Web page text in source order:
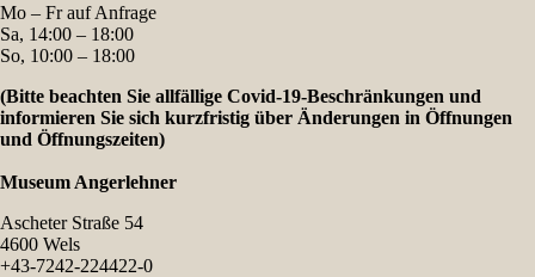
Mo – Fr auf Anfrage
Sa, 14:00 – 18:00
So, 10:00 – 18:00
(Bitte beachten Sie allfällige Covid-19-Beschränkungen und
informieren Sie sich kurzfristig über Änderungen in Öffnungen
und Öffnungszeiten)
Museum Angerlehner
Ascheter Straße 54
4600 Wels
+43-7242-224422-0